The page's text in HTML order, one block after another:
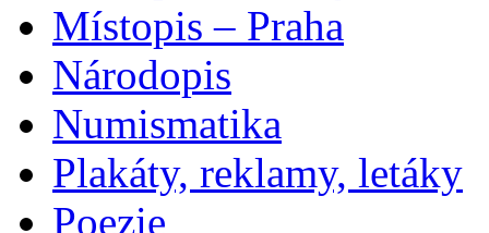
Místopis – Praha
Národopis
Numismatika
Plakáty, reklamy, letáky
Poezie